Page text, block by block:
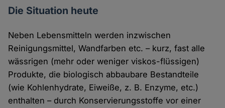
Die Situation heute
Neben Lebensmitteln werden inzwischen
Reinigungsmittel, Wandfarben etc. – kurz, fast alle
wässrigen (mehr oder weniger viskos-flüssigen)
Produkte, die biologisch abbaubare Bestandteile
(wie Kohlenhydrate, Eiweiße, z. B. Enzyme, etc.)
enthalten – durch Konservierungsstoffe vor einer